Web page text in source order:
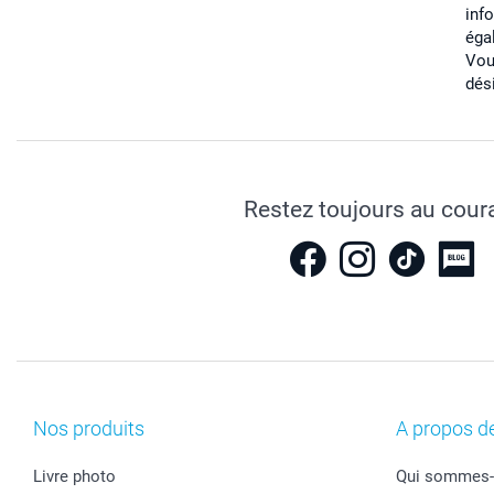
Restez toujours au
Nos produits
Livre photo
A propos
Qui